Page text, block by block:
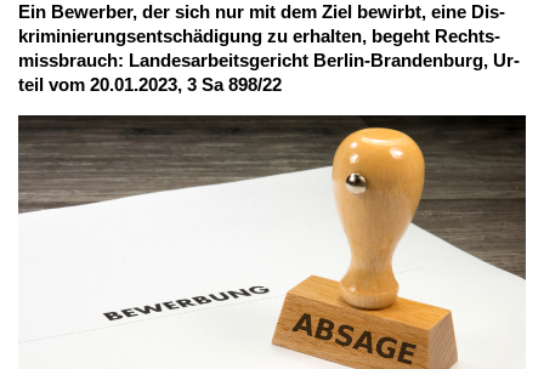
Ein Be­wer­ber, der sich nur mit dem Ziel be­wirbt, ei­ne Dis­
kri­mi­nie­rungs­ent­schä­di­gung zu er­hal­ten, be­geht Rechts­
miss­brauch: Lan­des­ar­beits­ge­richt Ber­lin-Bran­den­burg, Ur­
teil vom 20.01.2023, 3 Sa 898/22